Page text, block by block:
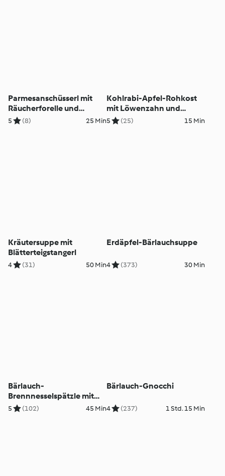
Parmesanschüsserl mit
Räucherforelle und
Vogelmiere
5 (8) 25 Min
Kohlrabi-Apfel-Rohkost
mit Löwenzahn und
karamellisiertem
5 (25) 15 Min
Kräutersuppe mit
Blätterteigstangerl
4 (31) 50 Min
Erdäpfel-Bärlauchsuppe
4 (373) 30 Min
Bärlauch-
Brennnesselspätzle mit
Bergkäse
5 (102) 45 Min
Bärlauch-Gnocchi
4 (237) 1 Std. 15 Min